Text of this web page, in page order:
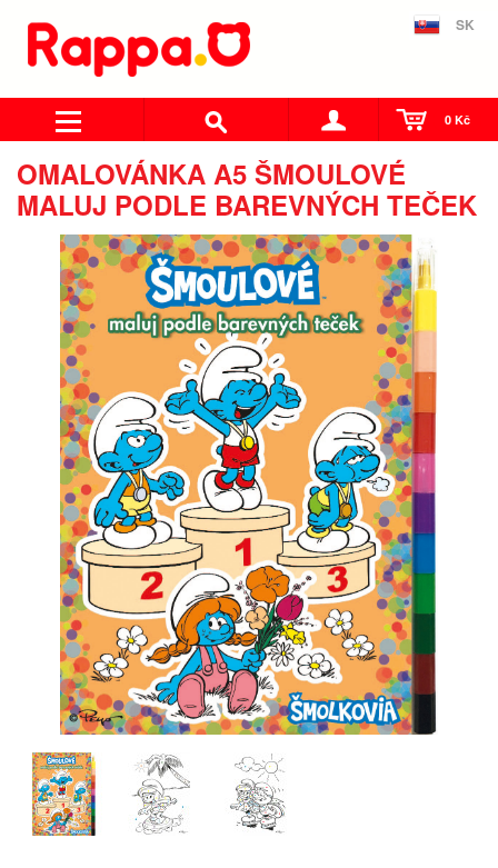
SK
0 Kč
OMALOVÁNKA A5 ŠMOULOVÉ
MALUJ PODLE BAREVNÝCH TEČEK